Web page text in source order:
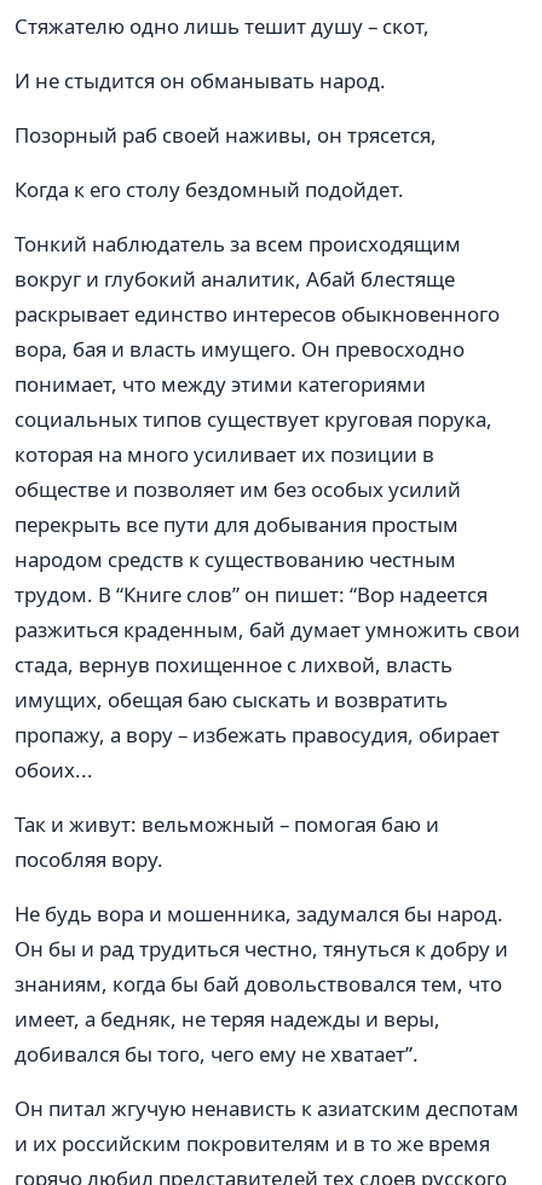
Стяжателю одно лишь тешит душу – скот,
И не стыдится он обманывать народ.
Позорный раб своей наживы, он трясется,
Когда к его столу бездомный подойдет.
Тонкий наблюдатель за всем происходящим
вокруг и глубокий аналитик, Абай блестяще
раскрывает единство интересов обыкновенного
вора, бая и власть имущего. Он превосходно
понимает, что между этими категориями
социальных типов существует круговая порука,
которая на много усиливает их позиции в
обществе и позволяет им без особых усилий
перекрыть все пути для добывания простым
народом средств к существованию честным
трудом. В “Книге слов” он пишет: “Вор надеется
разжиться краденным, бай думает умножить свои
стада, вернув похищенное с лихвой, власть
имущих, обещая баю сыскать и возвратить
пропажу, а вору – избежать правосудия, обирает
обоих...
Так и живут: вельможный – помогая баю и
пособляя вору.
Не будь вора и мошенника, задумался бы народ.
Он бы и рад трудиться честно, тянуться к добру и
знаниям, когда бы бай довольствовался тем, что
имеет, а бедняк, не теряя надежды и веры,
добивался бы того, чего ему не хватает”.
Он питал жгучую ненависть к азиатским деспотам
и их российским покровителям и в то же время
горячо любил представителей тех слоев русского